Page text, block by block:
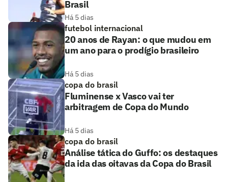
Brasil
Há 5 dias
futebol internacional
20 anos de Rayan: o que mudou em
um ano para o prodígio brasileiro
Há 5 dias
copa do brasil
Fluminense x Vasco vai ter
arbitragem de Copa do Mundo
Há 5 dias
copa do brasil
Análise tática do Guffo: os destaques
da ida das oitavas da Copa do Brasil